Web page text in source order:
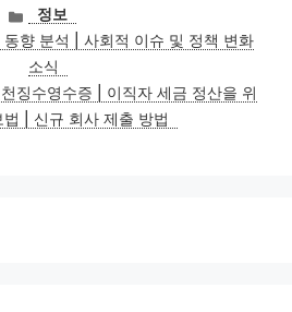
카
테
고
리
정보
동향 분석 | 사회적 이슈 및 정책 변화
소식
징수영수증 | 이직자 세금 정산을 위
법 | 신규 회사 제출 방법